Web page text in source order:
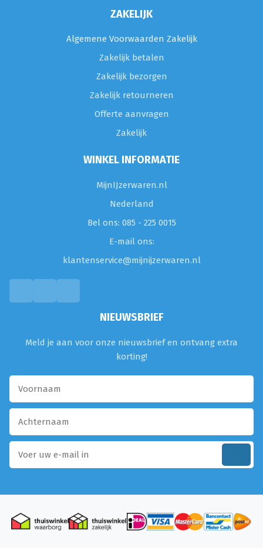
ZAKELIJK
Algemene Voorwaarden Zakelijk
Zakelijk betalen
Zakelijk bezorgen
Zakelijk retourneren
Offerte aanvragen
Zakelijk
WINKEL INFORMATIE
MijnIJzerwaren.nl
Nederland
Bel ons: 085 - 225 0015
E-mail ons:
klantenservice@mijnijzerwaren.nl
NIEUWSBRIEF
Meld je aan voor onze nieuwsbrief en ontvang extra
korting!